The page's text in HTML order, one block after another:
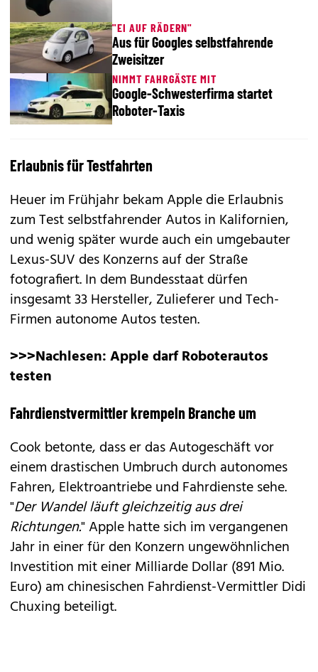
"EI AUF RÄDERN"
Aus für Googles selbstfahrende
Zweisitzer
NIMMT FAHRGÄSTE MIT
Google-Schwesterfirma startet
Roboter-Taxis
Erlaubnis für Testfahrten
Heuer im Frühjahr bekam Apple die Erlaubnis
zum Test selbstfahrender Autos in Kalifornien,
und wenig später wurde auch ein umgebauter
Lexus-SUV des Konzerns auf der Straße
fotografiert. In dem Bundesstaat dürfen
insgesamt 33 Hersteller, Zulieferer und Tech-
Firmen autonome Autos testen.
>>>Nachlesen:Apple darf Roboterautos
testen
Fahrdienstvermittler krempeln Branche um
Cook betonte, dass er das Autogeschäft vor
einem drastischen Umbruch durch autonomes
Fahren, Elektroantriebe und Fahrdienste sehe.
"Der Wandel läuft gleichzeitig aus drei
Richtungen." Apple hatte sich im vergangenen
Jahr in einer für den Konzern ungewöhnlichen
Investition mit einer Milliarde Dollar (891 Mio.
Euro) am chinesischen Fahrdienst-VermittlerDidi
Chuxing beteiligt.